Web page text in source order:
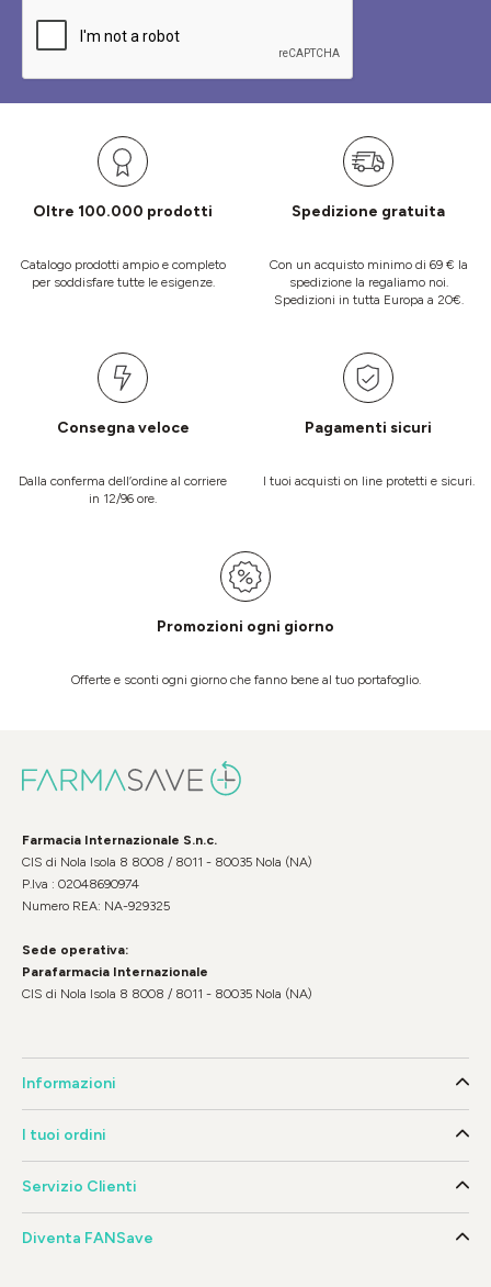
Oltre 100.000 prodotti
Catalogo prodotti ampio e completo
per soddisfare tutte le esigenze.
Spedizione gratuita
Con un acquisto minimo di 69 € la
spedizione la regaliamo noi.
Spedizioni in tutta Europa a 20€.
Consegna veloce
Dalla conferma dell’ordine al corriere
in 12/96 ore.
Pagamenti sicuri
I tuoi acquisti on line protetti e sicuri.
Promozioni ogni giorno
Offerte e sconti ogni giorno che fanno bene al tuo portafoglio.
Farmacia Internazionale S.n.c.
CIS di Nola Isola 8 8008 / 8011 - 80035 Nola (NA)
P.Iva : 02048690974
Numero REA: NA-929325
Sede operativa:
Parafarmacia Internazionale
CIS di Nola Isola 8 8008 / 8011 - 80035 Nola (NA)
Informazioni
I tuoi ordini
Servizio Clienti
Diventa FANSave